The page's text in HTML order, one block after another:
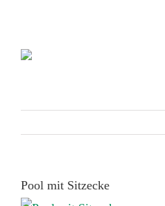
springen
SERVICE
Pool mit Sitzecke